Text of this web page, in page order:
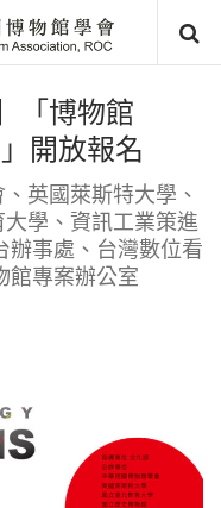
「博物館
開放報名
英國萊斯特大學、
學、資訊工業策進
辦事處、台灣數位看
館專案辦公室